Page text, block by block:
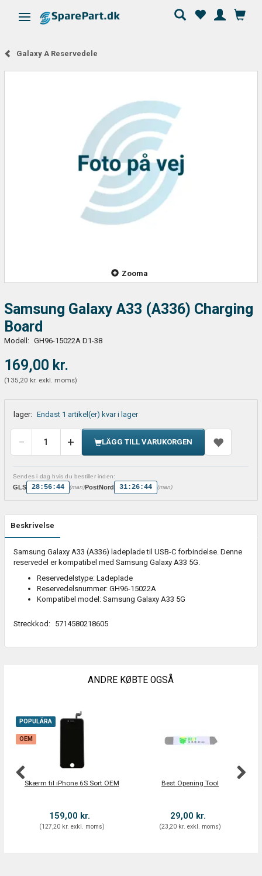
Ändra navigering
Galaxy A Reservedele
Zooma
Samsung Galaxy A33 (A336) Charging
Board
Modell: GH96-15022A D1-38
169,00 kr.
(135,20 kr. exkl. moms)
lager: Endast 1 artikel(er) kvar i lager
LÄGG TILL VARUKORGEN
Sendes i dag hvis du bestiller inden:
GLS 28:56:44 (man)PostNord 31:26:44 (man)
Beskrivelse
Samsung Galaxy A33 (A336) ladeplade til USB-C forbindelse. Denne
reservedel er kompatibel med Samsung Galaxy A33 5G.
Reservedelstype: Ladeplade
Reservedelsnummer: GH96-15022A
Kompatibel model: Samsung Galaxy A33 5G
Streckkod: 5714580218605
ANDRE KØBTE OGSÅ
POPULÄRA
OEM
Skærm til iPhone 6S Sort OEM
159,00 kr.
(127,20 kr. exkl. moms)
Best Opening Tool
29,00 kr.
(23,20 kr. exkl. moms)